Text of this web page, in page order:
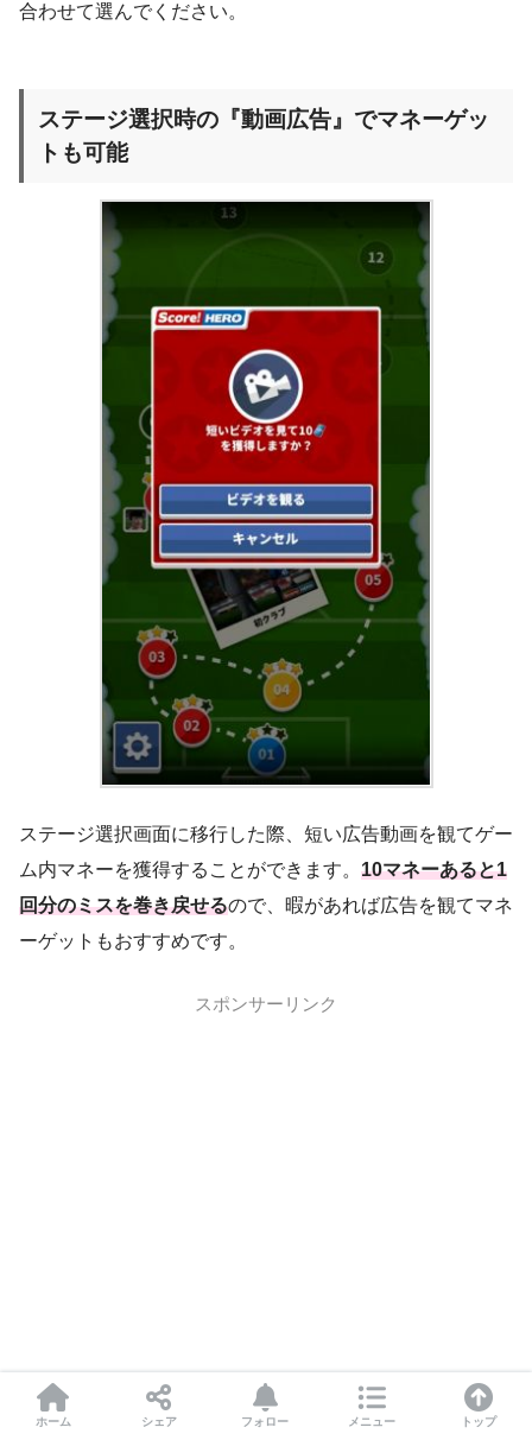
合わせて選んでください。
ステージ選択時の『動画広告』でマネーゲッ
トも可能
ステージ選択画面に移行した際、短い広告動画を観てゲー
ム内マネーを獲得することができます。 10マネーあると1
回分のミスを巻き戻せるので、暇があれば広告を観てマネ
ーゲットもおすすめです。
スポンサーリンク
ホーム シェア フォロー メニュー トップ